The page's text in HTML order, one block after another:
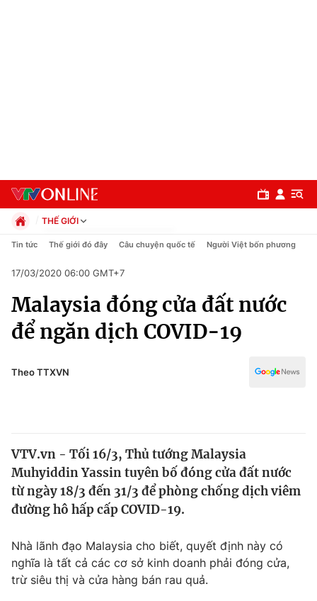
Chuyên mục
Chính trị
Thế giới
Tin tức
Thế giới đó đây
Câu chuyện quốc tế
Tài chính
Thị trường
Dữ liệu và đời sống
THẾ GIỚI
Chính trị
Pháp luật
Kinh tế
Thể thao
Truyền hình
Y tế
Tin tức Thế giới đó đây Câu chuyện quốc tế Người Việt bốn phương
17/03/2020 06:00 GMT+7
Malaysia đóng cửa đất nước
để ngăn dịch COVID-19
Theo TTXVN
VTV.vn - Tối 16/3, Thủ tướng Malaysia
Muhyiddin Yassin tuyên bố đóng cửa đất nước
từ ngày 18/3 đến 31/3 để phòng chống dịch viêm
đường hô hấp cấp COVID-19.
Nhà lãnh đạo Malaysia cho biết, quyết định này có
nghĩa là tất cả các cơ sở kinh doanh phải đóng cửa,
trừ siêu thị và cửa hàng bán rau quả.